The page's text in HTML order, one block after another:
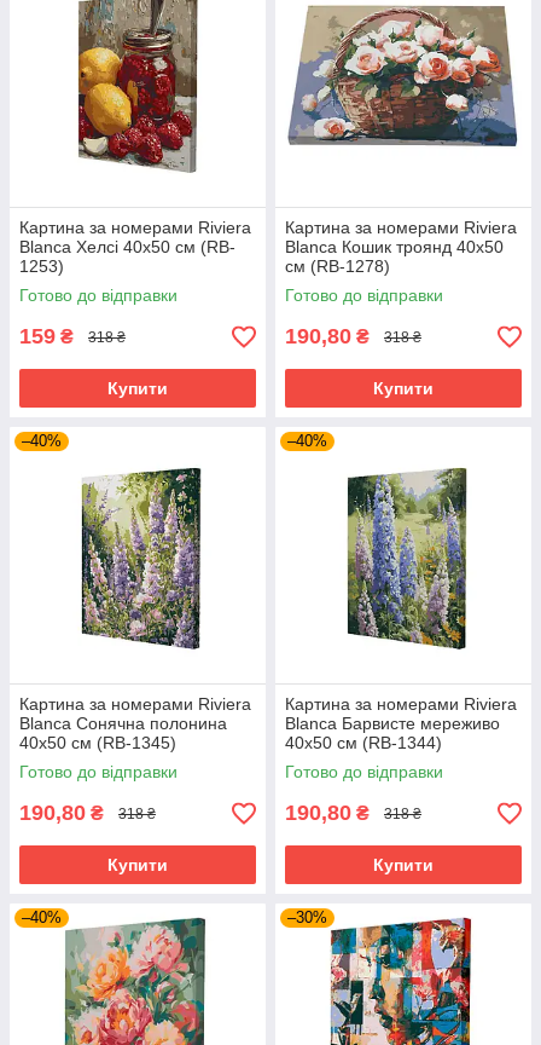
Картина за номерами Riviera
Blanca Хелсі 40x50 см (RB-
1253)
Готово до відправки
159 ₴ 318 ₴
Купити
Картина за номерами Riviera
Blanca Кошик троянд 40x50
см (RB-1278)
Готово до відправки
190,80 ₴ 318 ₴
Купити
–40%
Картина за номерами Riviera
Blanca Сонячна полонина
40x50 см (RB-1345)
Готово до відправки
190,80 ₴ 318 ₴
Купити
–40%
Картина за номерами Riviera
Blanca Барвисте мереживо
40x50 см (RB-1344)
Готово до відправки
190,80 ₴ 318 ₴
Купити
–40% –30%